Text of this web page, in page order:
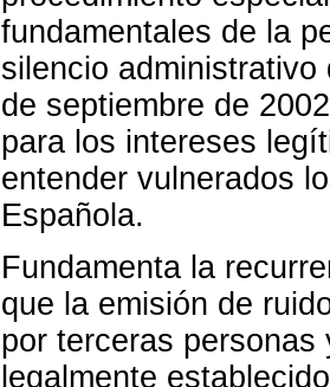
fundamentales de la
silencio
de septiembre de
para los intereses
entender vulnerados
Española.
Fundamenta la
que la emisión de
por terceras
legalmente